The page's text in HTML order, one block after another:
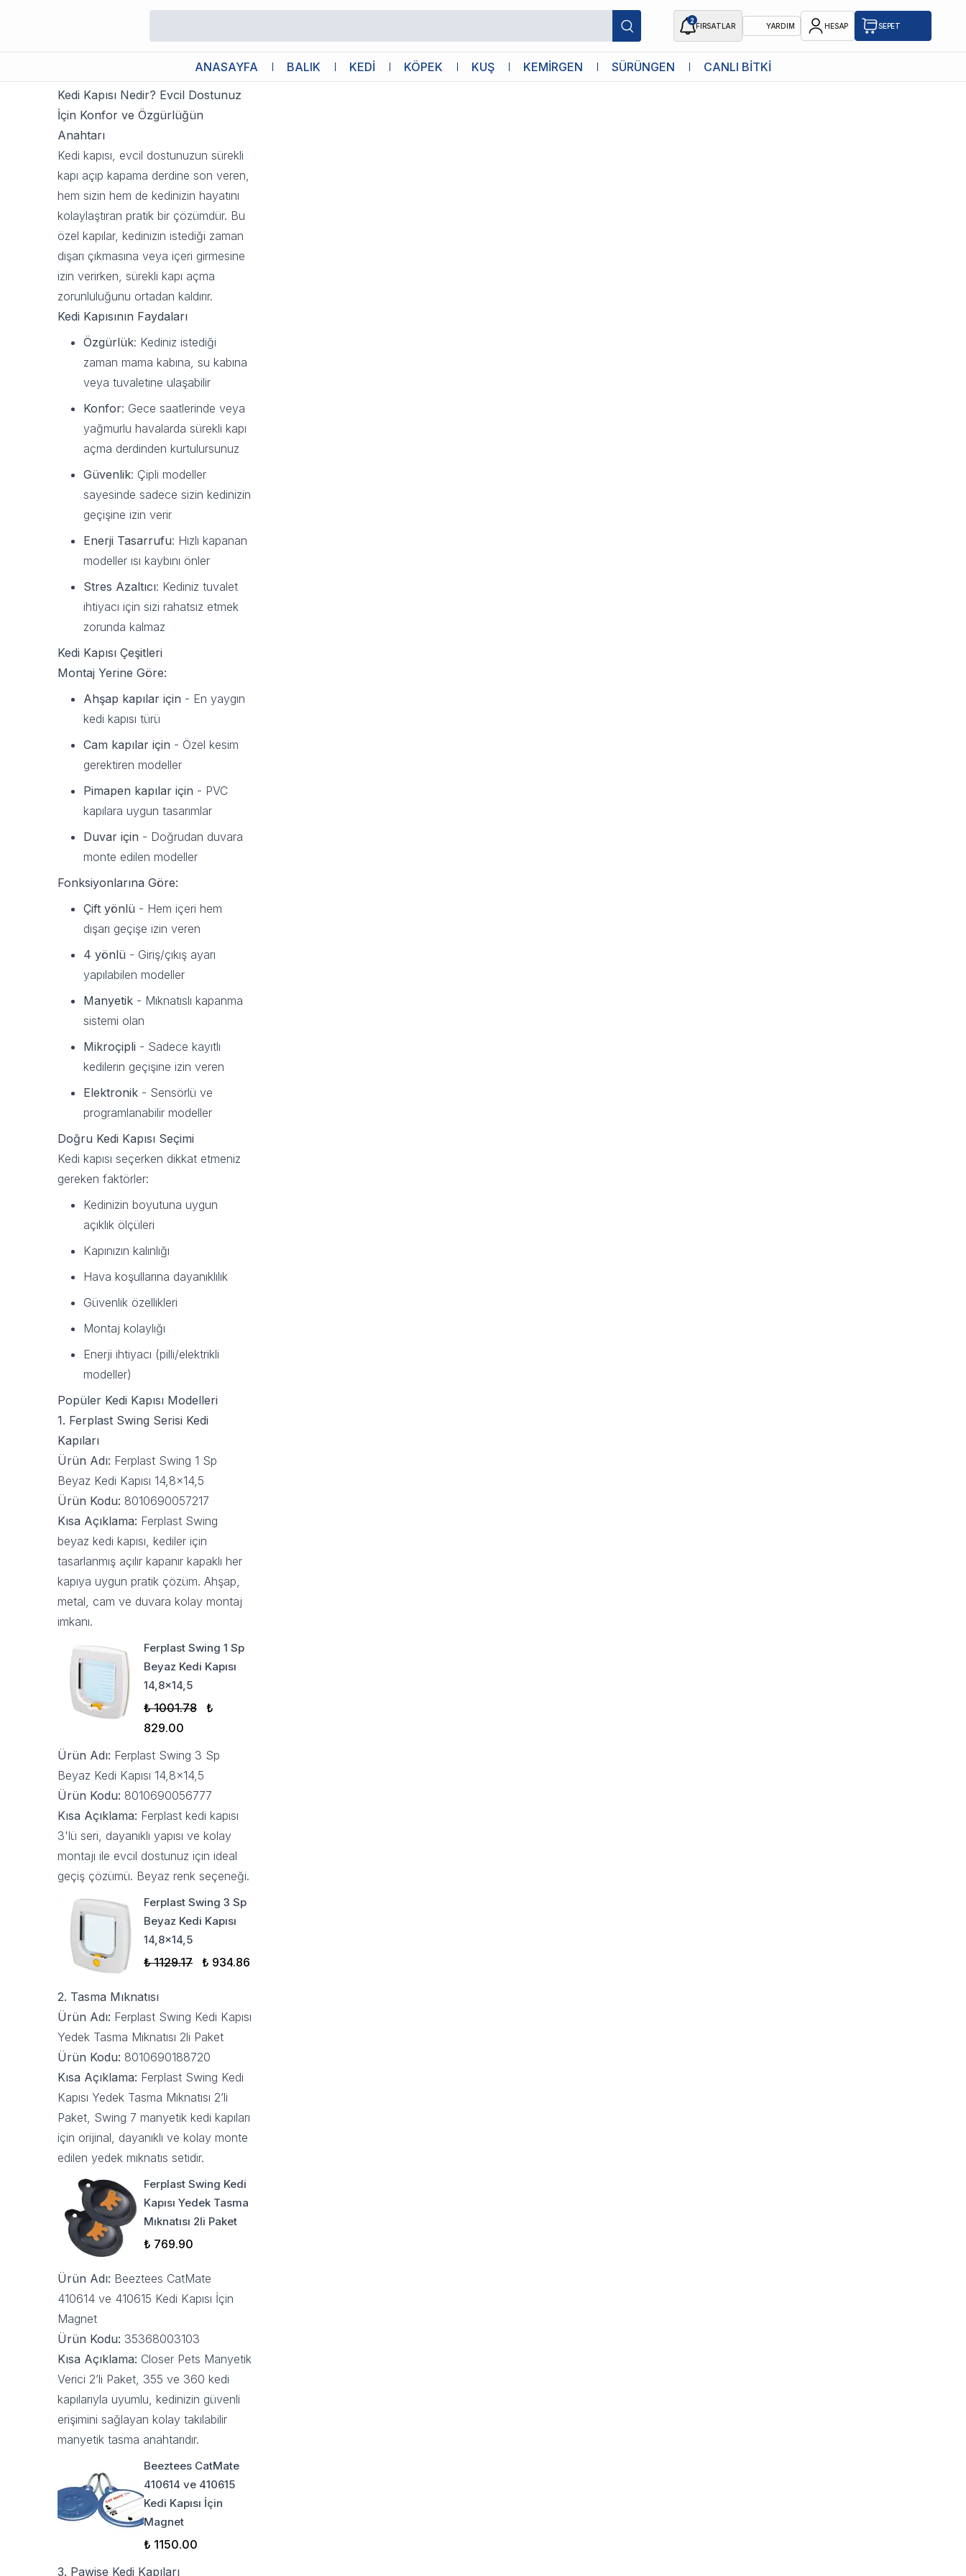
2
FIRSATLAR YARDIM HESAP SEPET
ANASAYFA BALIK KEDİ KÖPEK KUŞ KEMİRGEN SÜRÜNGEN CANLI BİTKİ
Kedi Kapısı Nedir? Evcil Dostunuz İçin Konfor ve Özgürlüğün Anahtarı
Kedi Kapısı Nedir? Evcil Dostunuz
İçin Konfor ve Özgürlüğün
Anahtarı
Kedi kapısı, evcil dostunuzun sürekli
kapı açıp kapama derdine son veren,
hem sizin hem de kedinizin hayatını
kolaylaştıran pratik bir çözümdür. Bu
özel kapılar, kedinizin istediği zaman
dışarı çıkmasına veya içeri girmesine
izin verirken, sürekli kapı açma
zorunluluğunu ortadan kaldırır.
Kedi Kapısının Faydaları
Özgürlük: Kediniz istediği
zaman mama kabına, su kabına
veya tuvaletine ulaşabilir
Konfor: Gece saatlerinde veya
yağmurlu havalarda sürekli kapı
açma derdinden kurtulursunuz
Güvenlik: Çipli modeller
sayesinde sadece sizin kedinizin
geçişine izin verir
Enerji Tasarrufu: Hızlı kapanan
modeller ısı kaybını önler
Stres Azaltıcı: Kediniz tuvalet
ihtiyacı için sizi rahatsız etmek
zorunda kalmaz
Kedi Kapısı Çeşitleri
Montaj Yerine Göre:
Ahşap kapılar için - En yaygın
kedi kapısı türü
Cam kapılar için - Özel kesim
gerektiren modeller
Pimapen kapılar için - PVC
kapılara uygun tasarımlar
Duvar için - Doğrudan duvara
monte edilen modeller
Fonksiyonlarına Göre:
Çift yönlü - Hem içeri hem
dışarı geçişe izin veren
4 yönlü - Giriş/çıkış ayarı
yapılabilen modeller
Manyetik - Mıknatıslı kapanma
sistemi olan
Mikroçipli - Sadece kayıtlı
kedilerin geçişine izin veren
Elektronik - Sensörlü ve
programlanabilir modeller
Doğru Kedi Kapısı Seçimi
Kedi kapısı seçerken dikkat etmeniz
gereken faktörler:
Kedinizin boyutuna uygun
açıklık ölçüleri
Kapınızın kalınlığı
Hava koşullarına dayanıklılık
Güvenlik özellikleri
Montaj kolaylığı
Enerji ihtiyacı (pilli/elektrikli
modeller)
Popüler Kedi Kapısı Modelleri
1. Ferplast Swing Serisi Kedi
Kapıları
Ürün Adı: Ferplast Swing 1 Sp
Beyaz Kedi Kapısı 14,8x14,5
Ürün Kodu: 8010690057217
Kısa Açıklama: Ferplast Swing
beyaz kedi kapısı, kediler için
tasarlanmış açılır kapanır kapaklı her
kapıya uygun pratik çözüm. Ahşap,
metal, cam ve duvara kolay montaj
imkanı.
Ferplast Swing 1 Sp
Beyaz Kedi Kapısı
14,8x14,5
₺ 1001.78
₺
829.00
Ürün Adı: Ferplast Swing 3 Sp
Beyaz Kedi Kapısı 14,8x14,5
Ürün Kodu: 8010690056777
Kısa Açıklama: Ferplast kedi kapısı
3'lü seri, dayanıklı yapısı ve kolay
montajı ile evcil dostunuz için ideal
geçiş çözümü. Beyaz renk seçeneği.
Ferplast Swing 3 Sp
Beyaz Kedi Kapısı
14,8x14,5
₺ 1129.17 ₺ 934.86
2. Tasma Mıknatısı
Ürün Adı: Ferplast Swing Kedi Kapısı
Yedek Tasma Mıknatısı 2li Paket
Ürün Kodu: 8010690188720
Kısa Açıklama: Ferplast Swing Kedi
Kapısı Yedek Tasma Mıknatısı 2’li
Paket, Swing 7 manyetik kedi kapıları
için orijinal, dayanıklı ve kolay monte
edilen yedek mıknatıs setidir.
Ferplast Swing Kedi
Kapısı Yedek Tasma
Mıknatısı 2li Paket
₺ 769.90
Ürün Adı: Beeztees CatMate
410614 ve 410615 Kedi Kapısı İçin
Magnet
Ürün Kodu: 35368003103
Kısa Açıklama: Closer Pets Manyetik
Verici 2’li Paket, 355 ve 360 kedi
kapılarıyla uyumlu, kedinizin güvenli
erişimini sağlayan kolay takılabilir
manyetik tasma anahtarıdır.
Beeztees CatMate
410614 ve 410615
Kedi Kapısı İçin
Magnet
₺ 1150.00
3. Pawise Kedi Kapıları